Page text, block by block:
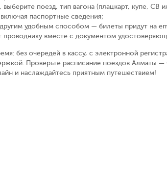
поезд, тип вагона (плацкарт, купе, СВ
паспортные сведения;
удобным способом — билеты придут на
проводнику вместе с документом
без очередей в кассу, с электронной
Проверьте расписание поездов Алматы —
и наслаждайтесь приятным путешествием!